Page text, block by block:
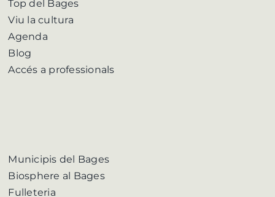
Top del Bages
Viu la cultura
Agenda
Blog
Accés a professionals
Municipis del Bages
Biosphere al Bages
Fulleteria